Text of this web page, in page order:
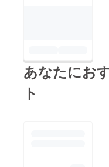
あなたにお
ト